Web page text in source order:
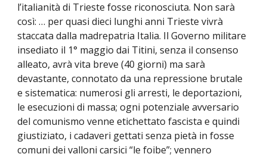
l’italianità di Trieste fosse riconosciuta. Non sarà
così: … per quasi dieci lunghi anni Trieste vivrà
staccata dalla madrepatria Italia. Il Governo militare
insediato il 1° maggio dai Titini, senza il consenso
alleato, avrà vita breve (40 giorni) ma sarà
devastante, connotato da una repressione brutale
e sistematica: numerosi gli arresti, le deportazioni,
le esecuzioni di massa; ogni potenziale avversario
del comunismo venne etichettato fascista e quindi
giustiziato, i cadaveri gettati senza pietà in fosse
comuni dei valloni carsici “le foibe”; vennero